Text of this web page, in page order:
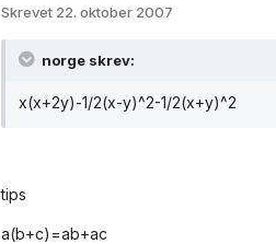
Skrevet 22. oktober 2007
norge skrev:
x(x+2y)-1/2(x-y)^2-1/2(x+y)^2
tips
a(b+c)=ab+ac